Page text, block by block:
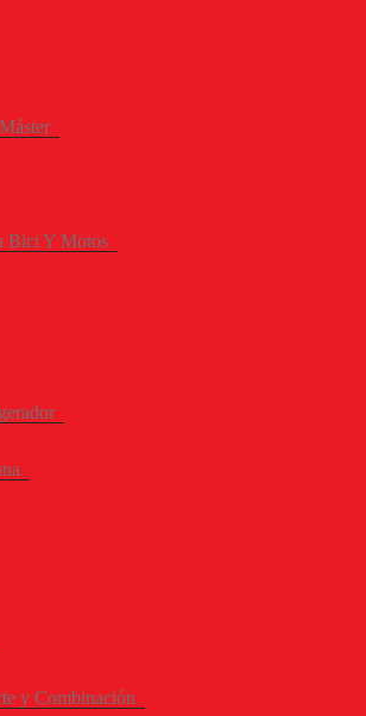
Bici Y Motos
y Combinación